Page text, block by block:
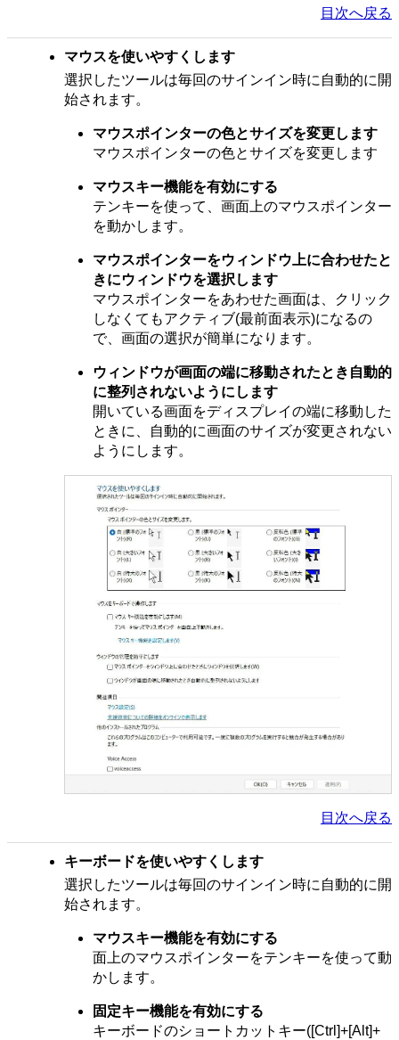
目次へ戻る
マウスを使いやすくします
選択したツールは毎回のサインイン時に自動的に開
始されます。
マウスポインターの色とサイズを変更します
マウスポインターの色とサイズを変更します
マウスキー機能を有効にする
テンキーを使って、画面上のマウスポインター
を動かします。
マウスポインターをウィンドウ上に合わせたと
きにウィンドウを選択します
マウスポインターをあわせた画面は、クリック
しなくてもアクティブ(最前面表示)になるの
で、画面の選択が簡単になります。
ウィンドウが画面の端に移動されたとき自動的
に整列されないようにします
開いている画面をディスプレイの端に移動した
ときに、自動的に画面のサイズが変更されない
ようにします。
目次へ戻る
キーボードを使いやすくします
選択したツールは毎回のサインイン時に自動的に開
始されます。
マウスキー機能を有効にする
面上のマウスポインターをテンキーを使って動
かします。
固定キー機能を有効にする
キーボードのショートカットキー([Ctrl]+[Alt]+